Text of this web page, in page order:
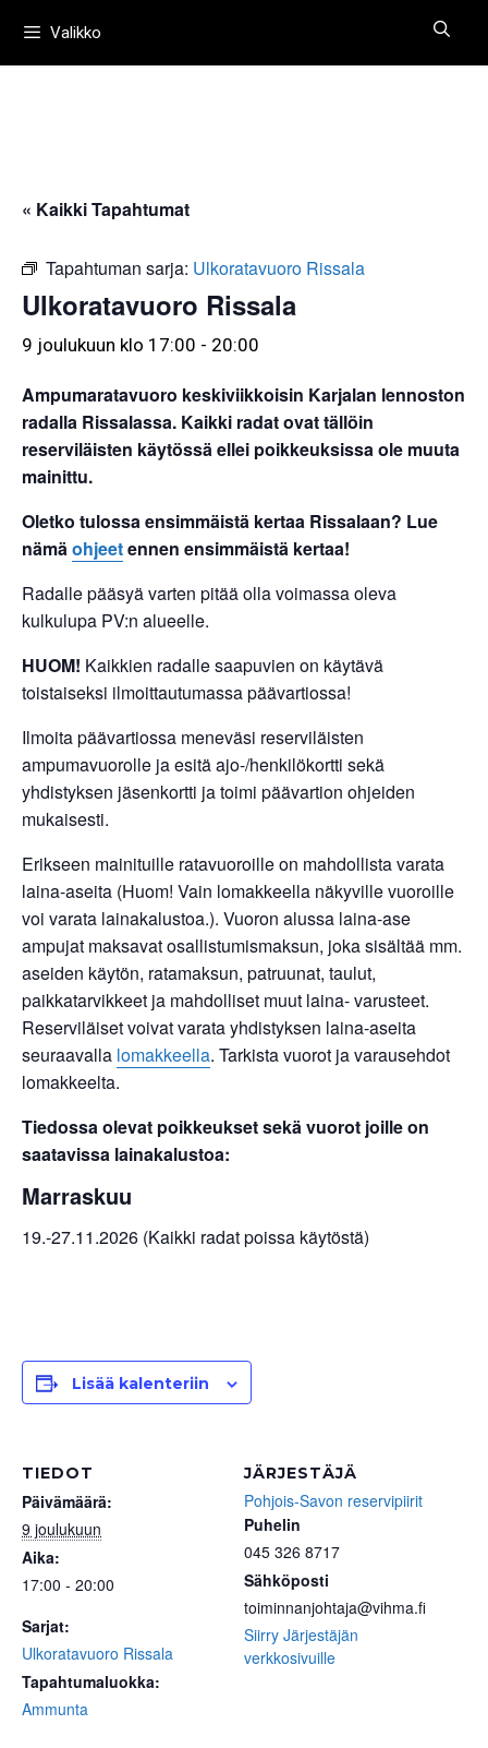
sisältöönValikko
« Kaikki Tapahtumat
Tapahtuman sarja: Ulkoratavuoro Rissala
Ulkoratavuoro Rissala
9 joulukuun klo 17:00 - 20:00
Ampumaratavuoro keskiviikkoisin Karjalan lennoston
radalla Rissalassa. Kaikki radat ovat tällöin
reserviläisten käytössä ellei poikkeuksissa ole muuta
mainittu.
Oletko tulossa ensimmäistä kertaa Rissalaan? Lue
nämäohjeetennen ensimmäistä kertaa!
Radalle pääsyä varten pitää olla voimassa oleva
kulkulupa PV:n alueelle.
HUOM! Kaikkien radalle saapuvien on käytävä
toistaiseksi ilmoittautumassa päävartiossa!
Ilmoita päävartiossa meneväsi reserviläisten
ampumavuorolle ja esitä ajo-/henkilökortti sekä
yhdistyksen jäsenkortti ja toimi päävartion ohjeiden
mukaisesti.
Erikseen mainituille ratavuoroille on mahdollista varata
laina-aseita (Huom! Vain lomakkeella näkyville vuoroille
voi varata lainakalustoa.). Vuoron alussa laina-ase
ampujat maksavat osallistumismaksun, joka sisältää mm.
aseiden käytön, ratamaksun, patruunat, taulut,
paikkatarvikkeet ja mahdolliset muut laina- varusteet.
Reserviläiset voivat varata yhdistyksen laina-aseita
seuraavalla lomakkeella. Tarkista vuorot ja varausehdot
lomakkeelta.
Tiedossa olevat poikkeukset sekä vuorot joille on
saatavissa lainakalustoa:
Marraskuu
19.-27.11.2026 (Kaikki radat poissa käytöstä)
Lisää kalenteriin
TIEDOT
Päivämäärä:
9 joulukuun
Aika:
17:00 - 20:00
Sarjat:
Ulkoratavuoro Rissala
Tapahtumaluokka:
Ammunta
JÄRJESTÄJÄ
Pohjois-Savon reservipiirit
Puhelin
045 326 8717
Sähköposti
toiminnanjohtaja@vihma.fi
Siirry Järjestäjän
verkkosivuille